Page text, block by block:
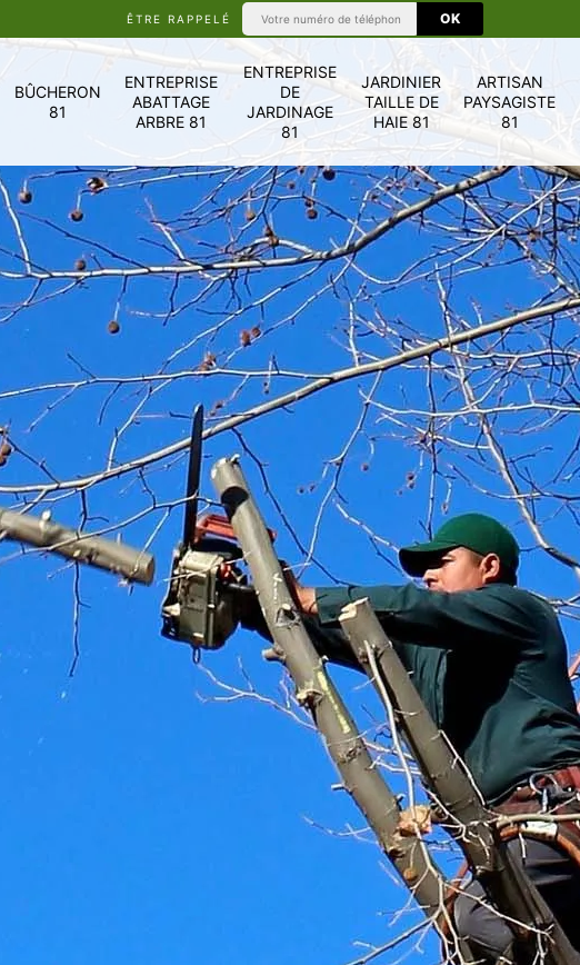
ÊTRE RAPPELÉ
BÛCHERON
81
ENTREPRISE
ABATTAGE
ARBRE 81
ENTREPRISE
DE
JARDINAGE
81
JARDINIER
TAILLE DE
HAIE 81
ARTISAN
PAYSAGISTE
81